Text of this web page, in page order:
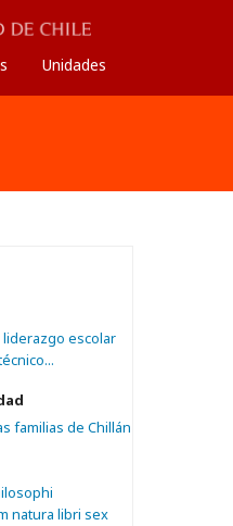
Unidades
escolar
familias de Chillán
natura libri sex